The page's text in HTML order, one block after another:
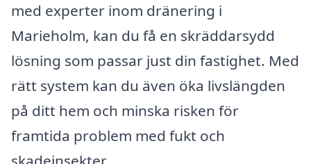
med experter inom dränering i
Marieholm, kan du få en skräddarsydd
lösning som passar just din fastighet. Med
rätt system kan du även öka livslängden
på ditt hem och minska risken för
framtida problem med fukt och